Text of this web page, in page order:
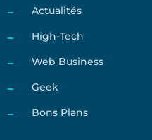
Actualités
High-Tech
Web Business
Geek
Bons Plans